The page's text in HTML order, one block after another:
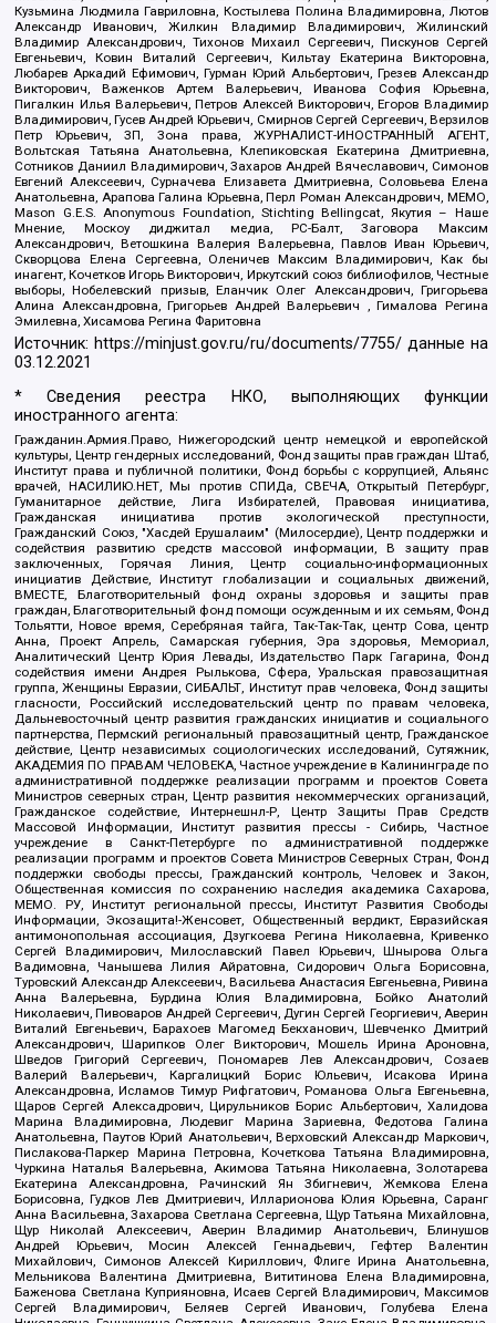
Кузьмина Людмила Гавриловна, Костылева Полина Владимировна, Лютов
Александр Иванович, Жилкин Владимир Владимирович, Жилинский
Владимир Александрович, Тихонов Михаил Сергеевич, Пискунов Сергей
Евгеньевич, Ковин Виталий Сергеевич, Кильтау Екатерина Викторовна,
Любарев Аркадий Ефимович, Гурман Юрий Альбертович, Грезев Александр
Викторович, Важенков Артем Валерьевич, Иванова София Юрьевна,
Пигалкин Илья Валерьевич, Петров Алексей Викторович, Егоров Владимир
Владимирович, Гусев Андрей Юрьевич, Смирнов Сергей Сергеевич, Верзилов
Петр Юрьевич, ЗП, Зона права, ЖУРНАЛИСТ-ИНОСТРАННЫЙ АГЕНТ,
Вольтская Татьяна Анатольевна, Клепиковская Екатерина Дмитриевна,
Сотников Даниил Владимирович, Захаров Андрей Вячеславович, Симонов
Евгений Алексеевич, Сурначева Елизавета Дмитриевна, Соловьева Елена
Анатольевна, Арапова Галина Юрьевна, Перл Роман Александрович, МЕМО,
Mason G.E.S. Anonymous Foundation, Stichting Bellingcat, Якутия – Наше
Мнение, Москоу диджитал медиа, РС-Балт, Заговора Максим
Александрович, Ветошкина Валерия Валерьевна, Павлов Иван Юрьевич,
Скворцова Елена Сергеевна, Оленичев Максим Владимирович, Как бы
инагент, Кочетков Игорь Викторович, Иркутский союз библиофилов, Честные
выборы, Нобелевский призыв, Еланчик Олег Александрович, Григорьева
Алина Александровна, Григорьев Андрей Валерьевич , Гималова Регина
Эмилевна, Хисамова Регина Фаритовна
Источник: https://minjust.gov.ru/ru/documents/7755/ данные на
03.12.2021
* Сведения реестра НКО, выполняющих функции
иностранного агента:
Гражданин.Армия.Право, Нижегородский центр немецкой и европейской
культуры, Центр гендерных исследований, Фонд защиты прав граждан Штаб,
Институт права и публичной политики, Фонд борьбы с коррупцией, Альянс
врачей, НАСИЛИЮ.НЕТ, Мы против СПИДа, СВЕЧА, Открытый Петербург,
Гуманитарное действие, Лига Избирателей, Правовая инициатива,
Гражданская инициатива против экологической преступности,
Гражданский Союз, "Хасдей Ерушалаим" (Милосердие), Центр поддержки и
содействия развитию средств массовой информации, В защиту прав
заключенных, Горячая Линия, Центр социально-информационных
инициатив Действие, Институт глобализации и социальных движений,
ВМЕСТЕ, Благотворительный фонд охраны здоровья и защиты прав
граждан, Благотворительный фонд помощи осужденным и их семьям, Фонд
Тольятти, Новое время, Серебряная тайга, Так-Так-Так, центр Сова, центр
Анна, Проект Апрель, Самарская губерния, Эра здоровья, Мемориал,
Аналитический Центр Юрия Левады, Издательство Парк Гагарина, Фонд
содействия имени Андрея Рылькова, Сфера, Уральская правозащитная
группа, Женщины Евразии, СИБАЛЬТ, Институт прав человека, Фонд защиты
гласности, Российский исследовательский центр по правам человека,
Дальневосточный центр развития гражданских инициатив и социального
партнерства, Пермский региональный правозащитный центр, Гражданское
действие, Центр независимых социологических исследований, Сутяжник,
АКАДЕМИЯ ПО ПРАВАМ ЧЕЛОВЕКА, Частное учреждение в Калининграде по
административной поддержке реализации программ и проектов Совета
Министров северных стран, Центр развития некоммерческих организаций,
Гражданское содействие, Интернешнл-Р, Центр Защиты Прав Средств
Массовой Информации, Институт развития прессы - Сибирь, Частное
учреждение в Санкт-Петербурге по административной поддержке
реализации программ и проектов Совета Министров Северных Стран, Фонд
поддержки свободы прессы, Гражданский контроль, Человек и Закон,
Общественная комиссия по сохранению наследия академика Сахарова,
МЕМО. РУ, Институт региональной прессы, Институт Развития Свободы
Информации, Экозащита!-Женсовет, Общественный вердикт, Евразийская
антимонопольная ассоциация, Дзугкоева Регина Николаевна, Кривенко
Сергей Владимирович, Милославский Павел Юрьевич, Шнырова Ольга
Вадимовна, Чанышева Лилия Айратовна, Сидорович Ольга Борисовна,
Туровский Александр Алексеевич, Васильева Анастасия Евгеньевна, Ривина
Анна Валерьевна, Бурдина Юлия Владимировна, Бойко Анатолий
Николаевич, Пивоваров Андрей Сергеевич, Дугин Сергей Георгиевич, Аверин
Виталий Евгеньевич, Барахоев Магомед Бекханович, Шевченко Дмитрий
Александрович, Шарипков Олег Викторович, Мошель Ирина Ароновна,
Шведов Григорий Сергеевич, Пономарев Лев Александрович, Созаев
Валерий Валерьевич, Каргалицкий Борис Юльевич, Исакова Ирина
Александровна, Исламов Тимур Рифгатович, Романова Ольга Евгеньевна,
Щаров Сергей Алексадрович, Цирульников Борис Альбертович, Халидова
Марина Владимировна, Людевиг Марина Зариевна, Федотова Галина
Анатольевна, Паутов Юрий Анатольевич, Верховский Александр Маркович,
Пислакова-Паркер Марина Петровна, Кочеткова Татьяна Владимировна,
Чуркина Наталья Валерьевна, Акимова Татьяна Николаевна, Золотарева
Екатерина Александровна, Рачинский Ян Збигневич, Жемкова Елена
Борисовна, Гудков Лев Дмитриевич, Илларионова Юлия Юрьевна, Саранг
Анна Васильевна, Захарова Светлана Сергеевна, Щур Татьяна Михайловна,
Щур Николай Алексеевич, Аверин Владимир Анатольевич, Блинушов
Андрей Юрьевич, Мосин Алексей Геннадьевич, Гефтер Валентин
Михайлович, Симонов Алексей Кириллович, Флиге Ирина Анатольевна,
Мельникова Валентина Дмитриевна, Вититинова Елена Владимировна,
Баженова Светлана Куприяновна, Исаев Сергей Владимирович, Максимов
Сергей Владимирович, Беляев Сергей Иванович, Голубева Елена